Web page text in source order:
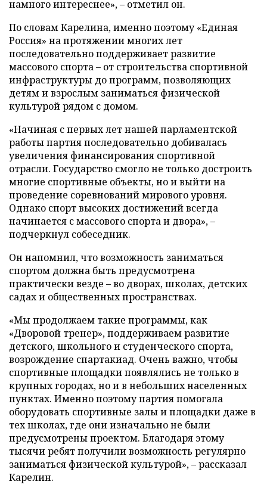
намного интереснее», – отметил он.
По словам Карелина, именно поэтому «Единая
Россия» на протяжении многих лет
последовательно поддерживает развитие
массового спорта – от строительства спортивной
инфраструктуры до программ, позволяющих
детям и взрослым заниматься физической
культурой рядом с домом.
«Начиная с первых лет нашей парламентской
работы партия последовательно добивалась
увеличения финансирования спортивной
отрасли. Государство смогло не только достроить
многие спортивные объекты, но и выйти на
проведение соревнований мирового уровня.
Однако спорт высоких достижений всегда
начинается с массового спорта и двора», –
подчеркнул собеседник.
Он напомнил, что возможность заниматься
спортом должна быть предусмотрена
практически везде – во дворах, школах, детских
садах и общественных пространствах.
«Мы продолжаем такие программы, как
«Дворовой тренер», поддерживаем развитие
детского, школьного и студенческого спорта,
возрождение спартакиад. Очень важно, чтобы
спортивные площадки появлялись не только в
крупных городах, но и в небольших населенных
пунктах. Именно поэтому партия помогала
оборудовать спортивные залы и площадки даже в
тех школах, где они изначально не были
предусмотрены проектом. Благодаря этому
тысячи ребят получили возможность регулярно
заниматься физической культурой», – рассказал
Карелин.